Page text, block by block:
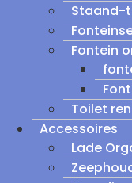
Staand-
Fontein
Toilet
Accessoires
Lade